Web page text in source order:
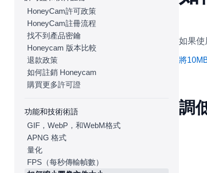
HoneyCam許可政策
HoneyCam註冊流程
找不到產品密鑰
Honeycam 版本比較
退款政策
如何註銷 Honeycam
購買更多許可證
功能和技術術語
GIF，WebP，和WebM格式
APNG 格式
量化
FPS（每秒傳輸幀數）
如果使
將
調